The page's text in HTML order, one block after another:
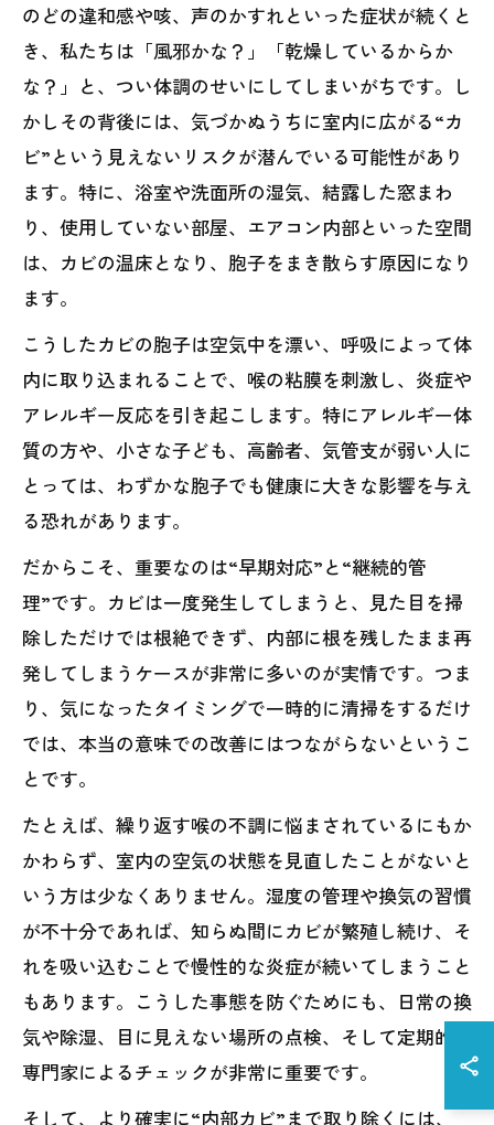
のどの違和感や咳、声のかすれといった症状が続くと
き、私たちは「風邪かな？」「乾燥しているからか
な？」と、つい体調のせいにしてしまいがちです。し
かしその背後には、気づかぬうちに室内に広がる“カ
ビ”という見えないリスクが潜んでいる可能性があり
ます。特に、浴室や洗面所の湿気、結露した窓まわ
り、使用していない部屋、エアコン内部といった空間
は、カビの温床となり、胞子をまき散らす原因になり
ます。
こうしたカビの胞子は空気中を漂い、呼吸によって体
内に取り込まれることで、喉の粘膜を刺激し、炎症や
アレルギー反応を引き起こします。特にアレルギー体
質の方や、小さな子ども、高齢者、気管支が弱い人に
とっては、わずかな胞子でも健康に大きな影響を与え
る恐れがあります。
だからこそ、重要なのは“早期対応”と“継続的管
理”です。カビは一度発生してしまうと、見た目を掃
除しただけでは根絶できず、内部に根を残したまま再
発してしまうケースが非常に多いのが実情です。つま
り、気になったタイミングで一時的に清掃をするだけ
では、本当の意味での改善にはつながらないというこ
とです。
たとえば、繰り返す喉の不調に悩まされているにもか
かわらず、室内の空気の状態を見直したことがないと
いう方は少なくありません。湿度の管理や換気の習慣
が不十分であれば、知らぬ間にカビが繁殖し続け、そ
れを吸い込むことで慢性的な炎症が続いてしまうこと
もあります。こうした事態を防ぐためにも、日常の換
気や除湿、目に見えない場所の点検、そして定期的な
専門家によるチェックが非常に重要です。
そして、より確実に“内部カビ”まで取り除くには、